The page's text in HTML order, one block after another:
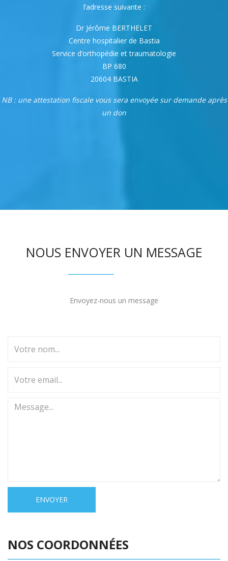
l’adresse suivante :
Dr Jérôme BERTHELET
Centre hospitalier de Bastia
Service d’orthopédie et traumatologie
BP 680
20604 BASTIA
NB : une attestation fiscale vous sera envoyée sur demande après
un don
NOUS ENVOYER UN MESSAGE
Envoyez-nous un message
ENVOYER
NOS COORDONNÉES